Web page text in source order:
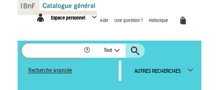
Espace personnel Aide Une question ? Historique
Tout
Recherche avancée AUTRES RECHERCHES
Panneau de gestion des cookies